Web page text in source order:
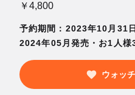
￥4,800
予約期間：2023年10月31
2024年05月発売・お1人様
ウォッ